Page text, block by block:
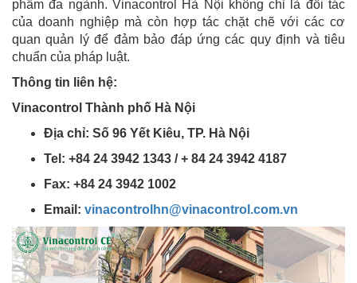
phẩm đa ngành. Vinacontrol Hà Nội không chỉ là đối tác
của doanh nghiệp mà còn hợp tác chặt chẽ với các cơ
quan quản lý để đảm bảo đáp ứng các quy định và tiêu
chuẩn của pháp luật.
Thông tin liên hệ:
Vinacontrol Thành phố Hà Nội
Địa chỉ: Số 96 Yết Kiêu, TP. Hà Nội
Tel: +84 24 3942 1343 / + 84 24 3942 4187
Fax: +84 24 3942 1002
Email: vinacontrolhn@vinacontrol.com.vn